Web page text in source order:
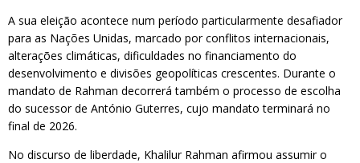
A sua eleição acontece num período particularmente desafiador
para as Nações Unidas, marcado por conflitos internacionais,
alterações climáticas, dificuldades no financiamento do
desenvolvimento e divisões geopolíticas crescentes. Durante o
mandato de Rahman decorrerá também o processo de escolha
do sucessor de António Guterres, cujo mandato terminará no
final de 2026.
No discurso de liberdade, Khalilur Rahman afirmou assumir o